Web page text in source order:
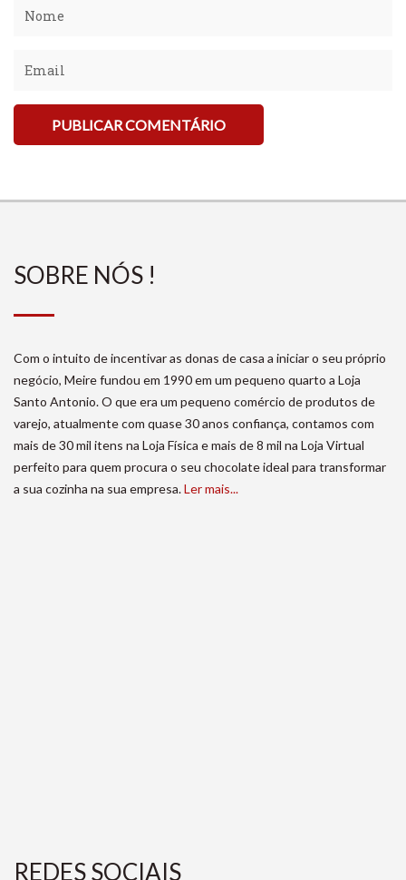
SOBRE NÓS !
Com o intuito de incentivar as donas de casa a iniciar o seu próprio
negócio, Meire fundou em 1990 em um pequeno quarto a Loja
Santo Antonio. O que era um pequeno comércio de produtos de
varejo, atualmente com quase 30 anos confiança, contamos com
mais de 30 mil itens na Loja Física e mais de 8 mil na Loja Virtual
perfeito para quem procura o seu chocolate ideal para transformar
a sua cozinha na sua empresa.Ler mais...
REDES SOCIAIS